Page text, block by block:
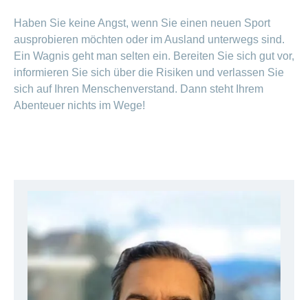
Haben Sie keine Angst, wenn Sie einen neuen Sport
ausprobieren möchten oder im Ausland unterwegs sind.
Ein Wagnis geht man selten ein. Bereiten Sie sich gut vor,
informieren Sie sich über die Risiken und verlassen Sie
sich auf Ihren Menschenverstand. Dann steht Ihrem
Abenteuer nichts im Wege!